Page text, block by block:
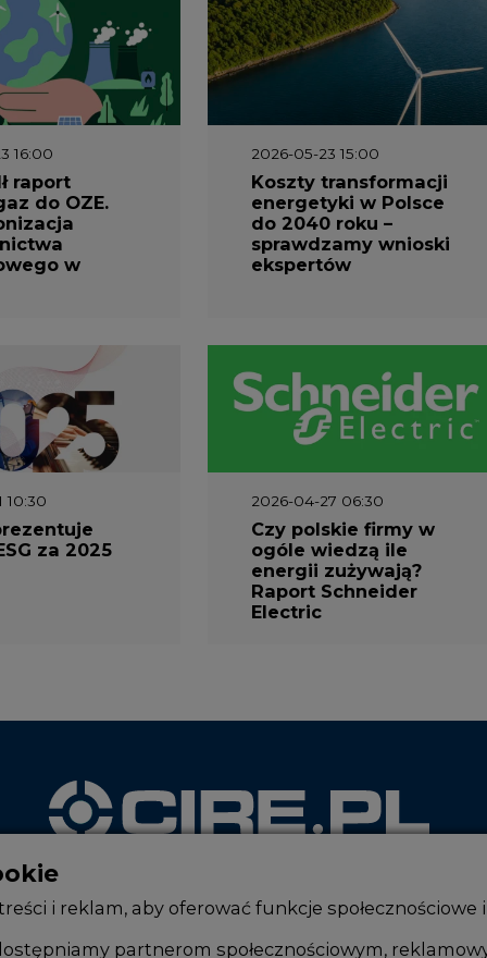
16:00
raport
do OZE.
w
Koszty transformacji
energetyki w Polsce
do 2040 roku –
sprawdzamy wnioski
ekspertów
10:30
za 2025
Czy polskie firmy w
ogóle wiedzą ile
energii zużywają?
Raport Schneider
Electric
Zmiany kadrowe na rynku
i reklam, aby oferować funkcje
partnerom społecznościowym,